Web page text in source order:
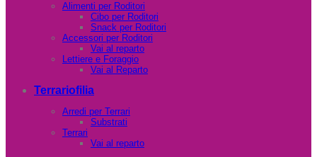
Alimenti per Roditori
Cibo per Roditori
Snack per Roditori
Accessori per Roditori
Vai al reparto
Lettiere e Foraggio
Vai al Reparto
Terrariofilia
Arredi per Terrari
Substrati
Terrari
Vai al reparto